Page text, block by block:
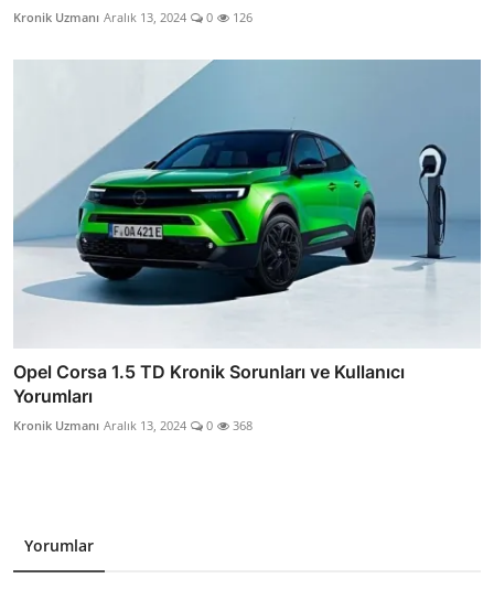
Kronik Uzmanı Aralık 13, 2024 0 126
Opel Corsa 1.5 TD Kronik Sorunları ve Kullanıcı
Yorumları
Kronik Uzmanı Aralık 13, 2024 0 368
Yorumlar